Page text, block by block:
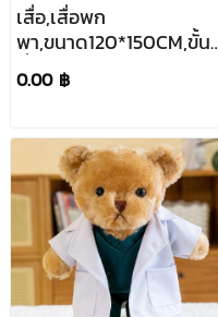
เสื่อ,เสื่อพก
พา,ขนาด120*150CM,ขั้น
ต่ำ2,000ชิ้น
0.00 ฿